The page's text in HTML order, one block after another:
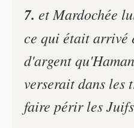
7. et Mardochée
ce qui était arrivé
d'argent
verserait dans les
faire périr les